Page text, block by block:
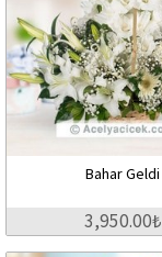
Bahar Geldi
3,950.00₺